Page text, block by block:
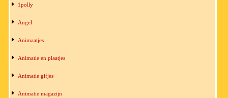
1polly
Angel
Animaatjes
Animatie en plaatjes
Animatie gifjes
Animatie magazijn